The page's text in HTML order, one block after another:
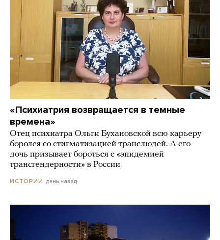
«Психиатрия возвращается в темные
времена»
Отец психиатра Ольги Бухановской всю карьеру
боролся со стигматизацией транслюдей. А его
дочь призывает бороться с «эпидемией
трансгендерности» в России
ИСТОРИИ день назад